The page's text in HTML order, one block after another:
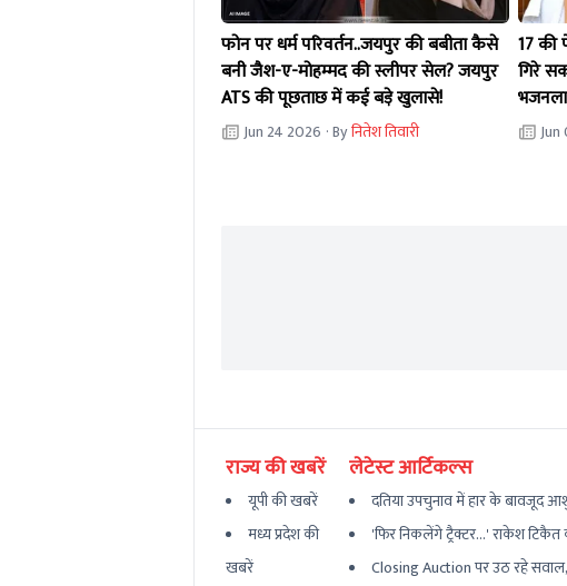
फोन पर धर्म परिवर्तन..जयपुर की बबीता कैसे
बनी जैश-ए-मोहम्मद की स्लीपर सेल? जयपुर
ATS की पूछताछ में कई बड़े खुलासे!
Jun 24 2026 · Byनितेश तिवारी
17 की
गिरे
राज्य की खबरें
यूपी की खबरें
मध्य प्रदेश की
खबरें
लेटेस्ट आर्टिकल्स
दतिया उपचुनाव में हार के बावजूद
'फिर निकलेंगे ट्रैक्टर...' राकेश टिकैत
Closing Auction पर उठ रहे